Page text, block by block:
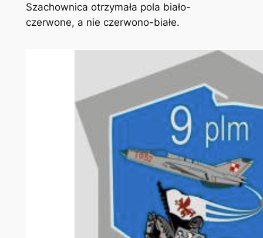
Szachownica otrzymała pola biało-
czerwone, a nie czerwono-białe.